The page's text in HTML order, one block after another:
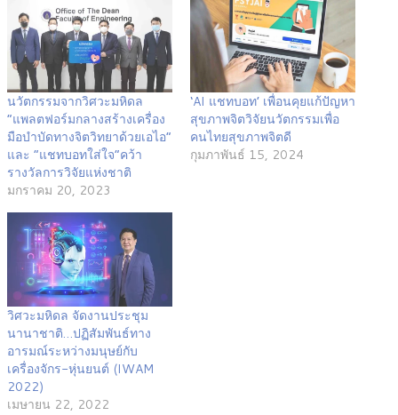
นวัตกรรมจากวิศวะมหิดล
“แพลตฟอร์มกลางสร้างเครื่อง
มือบำบัดทางจิตวิทยาด้วยเอไอ”
และ “แชทบอทใส่ใจ”คว้า
รางวัลการวิจัยแห่งชาติ
มกราคม 20, 2023
‘AI แชทบอท’ เพื่อนคุยแก้ปัญหา
สุขภาพจิตวิจัยนวัตกรรมเพื่อ
คนไทยสุขภาพจิตดี
กุมภาพันธ์ 15, 2024
วิศวะมหิดล จัดงานประชุม
นานาชาติ…ปฏิสัมพันธ์ทาง
อารมณ์ระหว่างมนุษย์กับ
เครื่องจักร-หุ่นยนต์ (IWAM
2022)
เมษายน 22, 2022